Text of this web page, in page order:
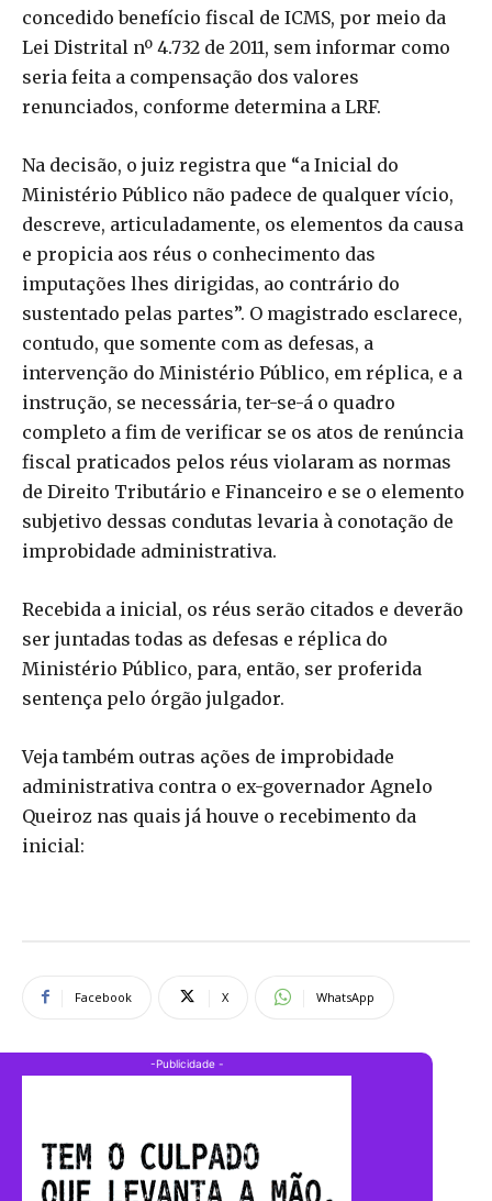
concedido benefício fiscal de ICMS, por meio da
Lei Distrital nº 4.732 de 2011, sem informar como
seria feita a compensação dos valores
renunciados, conforme determina a LRF.
Na decisão, o juiz registra que “a Inicial do
Ministério Público não padece de qualquer vício,
descreve, articuladamente, os elementos da causa
e propicia aos réus o conhecimento das
imputações lhes dirigidas, ao contrário do
sustentado pelas partes”. O magistrado esclarece,
contudo, que somente com as defesas, a
intervenção do Ministério Público, em réplica, e a
instrução, se necessária, ter-se-á o quadro
completo a fim de verificar se os atos de renúncia
fiscal praticados pelos réus violaram as normas
de Direito Tributário e Financeiro e se o elemento
subjetivo dessas condutas levaria à conotação de
improbidade administrativa.
Recebida a inicial, os réus serão citados e deverão
ser juntadas todas as defesas e réplica do
Ministério Público, para, então, ser proferida
sentença pelo órgão julgador.
Veja também outras ações de improbidade
administrativa contra o ex-governador Agnelo
Queiroz nas quais já houve o recebimento da
inicial:
Facebook X WhatsApp
-Publicidade -